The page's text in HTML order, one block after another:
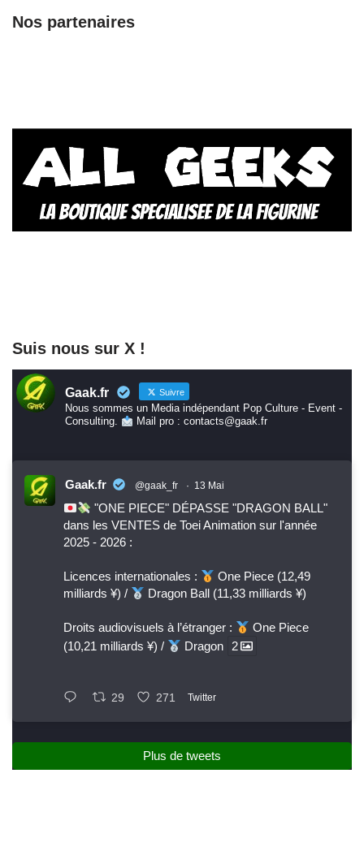
Nos partenaires
Suis nous sur X !
Gaak.fr Suivre
Nous sommes un Media indépendant Pop Culture - Event -
Consulting.
Mail pro : contacts@gaak.fr
Gaak.fr @gaak_fr · 13 Mai
"ONE PIECE" DÉPASSE "DRAGON BALL"
dans les VENTES de Toei Animation sur l'année
2025 - 2026 :
Licences internationales :
One Piece (12,49
milliards ¥) /
Dragon Ball (11,33 milliards ¥)
Droits audiovisuels à l’étranger :
One Piece
(10,21 milliards ¥) /
Dragon 2
29 271 Twitter
Plus de tweets